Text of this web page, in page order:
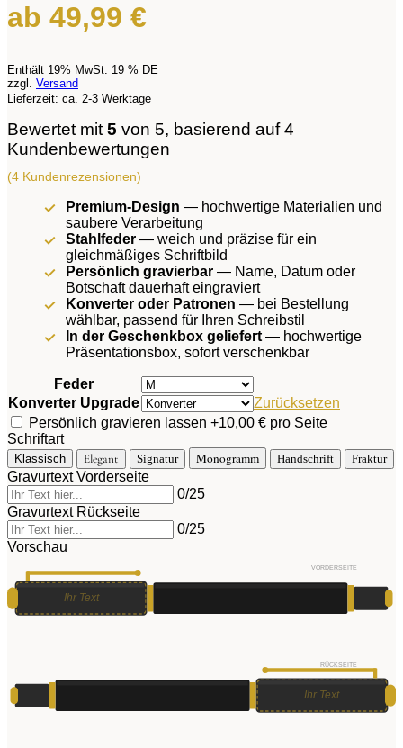
ab 49,99 €
Enthält 19% MwSt. 19 % DE
zzgl. Versand
Lieferzeit: ca. 2-3 Werktage
Bewertet mit5 von 5, basierend auf4
Kundenbewertungen
(4 Kundenrezensionen)
Premium-Design — hochwertige Materialien und
saubere Verarbeitung
Stahlfeder — weich und präzise für ein
gleichmäßiges Schriftbild
Persönlich gravierbar — Name, Datum oder
Botschaft dauerhaft eingraviert
Konverter oder Patronen — bei Bestellung
wählbar, passend für Ihren Schreibstil
In der Geschenkbox geliefert— hochwertige
Präsentationsbox, sofort verschenkbar
Feder
Konverter Upgrade
Zurücksetzen
Persönlich gravieren lassen +10,00 € pro Seite
Schriftart
Klassisch Elegant Signatur Monogramm Handschrift Fraktur
Gravurtext Vorderseite
0/25
Gravurtext Rückseite
0/25
Vorschau
Ihr Text
VORDERSEITE
Ihr Text
RÜCKSEITE